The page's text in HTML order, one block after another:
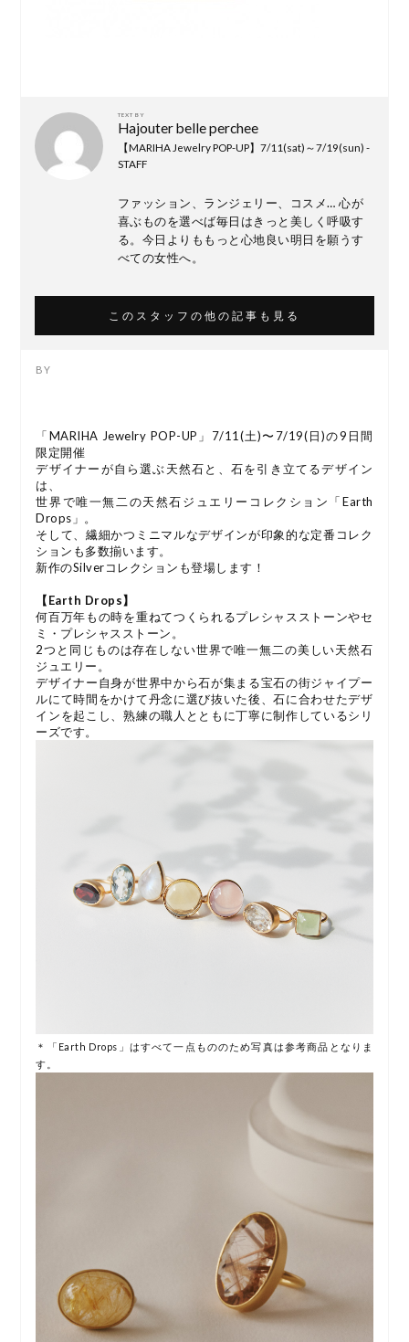
TEXT BY
Hajouter belle perchee
【MARIHA Jewelry POP-UP】7/11(sat)～7/19(sun) -
STAFF
ファッション、ランジェリー、コスメ… 心が
喜ぶものを選べば毎日はきっと美しく呼吸す
る。今日よりももっと心地良い明日を願うす
べての女性へ。
このスタッフの他の記事も見る
「MARIHA Jewelry POP-UP」7/11(土)〜7/19(日)の9日間
限定開催
デザイナーが自ら選ぶ天然石と、石を引き立てるデザイン
は、
世界で唯一無二の天然石ジュエリーコレクション「Earth
Drops」。
そして、繊細かつミニマルなデザインが印象的な定番コレク
ションも多数揃います。
新作のSilverコレクションも登場します！
【Earth Drops】
何百万年もの時を重ねてつくられるプレシャスストーンやセ
ミ・プレシャスストーン。
2つと同じものは存在しない世界で唯一無二の美しい天然石
ジュエリー。
デザイナー自身が世界中から石が集まる宝石の街ジャイプー
ルにて時間をかけて丹念に選び抜いた後、石に合わせたデザ
インを起こし、熟練の職人とともに丁寧に制作しているシリ
ーズです。
＊「Earth Drops」はすべて一点もののため写真は参考商品となりま
す。